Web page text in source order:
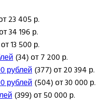
23 405 р.
34 196 р.
13 500 р.
(34) от 7 200 р.
рублей(377) от 20 394 р.
рублей(504) от 30 000 р.
(399) от 50 000 р.